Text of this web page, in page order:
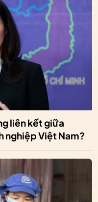
liên kết giữa
nghiệp Việt Nam?